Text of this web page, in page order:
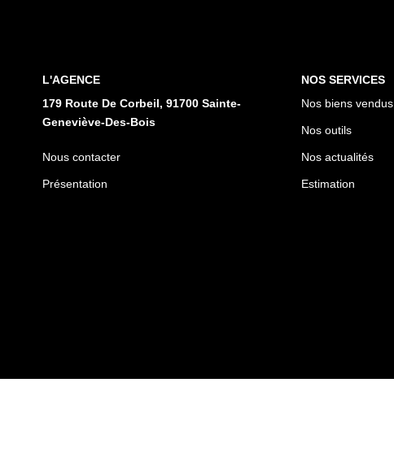
L'AGENCE
179 Route De Corbeil, 91700 Sainte-
Geneviève-Des-Bois
Nous contacter
Présentation
NOS SERVICES
Nos biens vendus
Nos outils
Nos actualités
Estimation